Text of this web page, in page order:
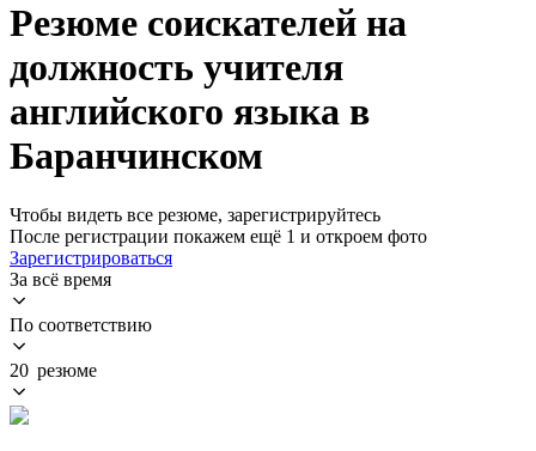
Резюме соискателей на
должность учителя
английского языка в
Баранчинском
Чтобы видеть все резюме, зарегистрируйтесь
После регистрации покажем ещё 1 и откроем фото
Зарегистрироваться
За всё время
По соответствию
20 резюме